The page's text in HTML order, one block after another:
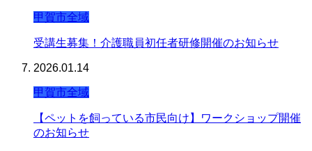
甲賀市全域
受講生募集！介護職員初任者研修開催のお知らせ
2026.01.14
甲賀市全域
【ペットを飼っている市民向け】ワークショップ開催
のお知らせ